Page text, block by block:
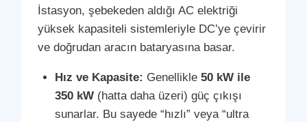
İstasyon, şebekeden aldığı AC elektriği
yüksek kapasiteli sistemleriyle DC’ye çevirir
ve doğrudan aracın bataryasına basar.
Hız ve Kapasite: Genellikle50 kW ile
350 kW (hatta daha üzeri) güç çıkışı
sunarlar. Bu sayede “hızlı” veya “ultra